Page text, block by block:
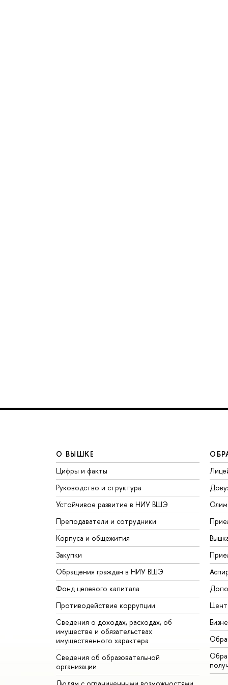
О ВЫШКЕ
Цифры и факты
Руководство и структура
Устойчивое развитие в НИУ ВШЭ
Преподаватели и сотрудники
Корпуса и общежития
Закупки
Обращения граждан в НИУ ВШЭ
Фонд целевого капитала
Противодействие коррупции
Сведения о доходах, расходах, об
имуществе и обязательствах
имущественного характера
Сведения об образовательной
организации